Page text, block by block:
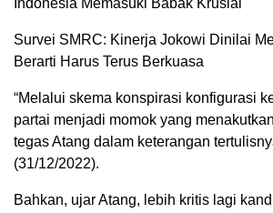
Indonesia Memasuki Babak Krusial
Survei SMRC: Kinerja Jokowi Dinilai
Berarti Harus Terus Berkuasa
“Melalui skema konspirasi konfigurasi
partai menjadi momok yang
tegas Atang dalam keterangan
(31/12/2022).
Bahkan, ujar Atang, lebih kritis lagi